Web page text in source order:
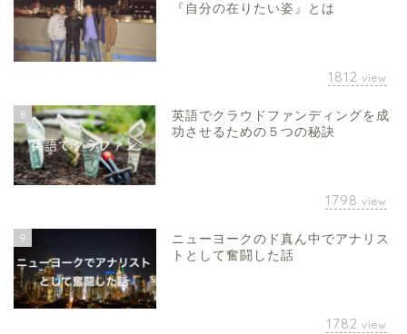
『自分の在りたい姿』とは
1812 view
8
英語でクラウドファンディングを成
功させるための５つの秘訣
1798 view
9
ニューヨークのド真ん中でアナリス
トとして奮闘した話
1782 view